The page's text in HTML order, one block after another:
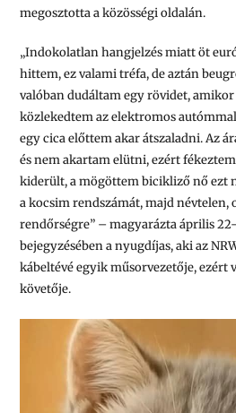
megosztotta a közösségi oldalán.
„Indokolatlan hangjelzés miatt öt
hittem, ez valami tréfa, de aztán
valóban dudáltam egy rövidet, amikor
közlekedtem az elektromos
egy cica előttem akar átszaladni. Az
és nem akartam elütni, ezért
kiderült, a mögöttem bicikliző nő ezt
a kocsim rendszámát, majd névtelen,
rendőrségre” – magyarázta április
bejegyzésében a nyugdíjas, aki az
kábeltévé egyik műsorvezetője, ezért
követője.